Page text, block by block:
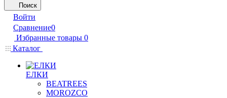
Поиск
Войти
Сравнение0
Избранные товары 0
Каталог
ЕЛКИ
BEATREES
MOROZCO